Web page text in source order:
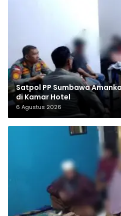
Satpol PP Sumbawa
di Kamar Hotel
6 Agustus 2026